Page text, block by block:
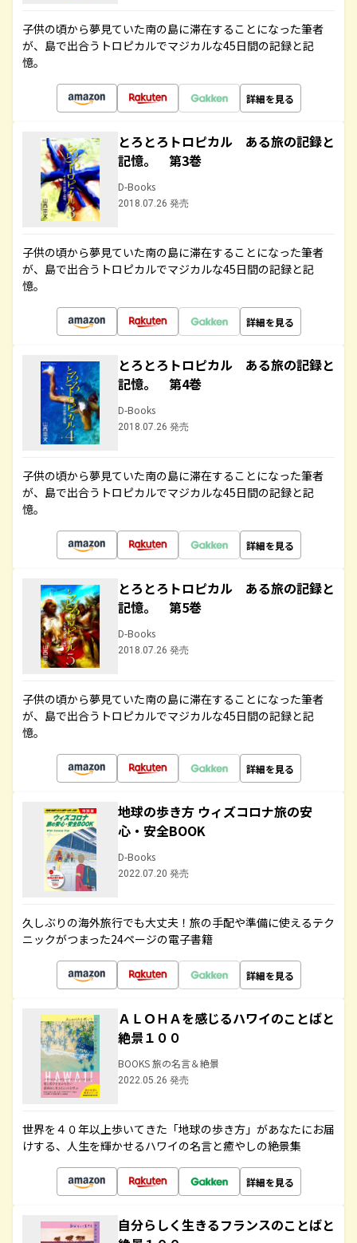
子供の頃から夢見ていた南の島に滞在することになった筆者
が、島で出合うトロピカルでマジカルな45日間の記録と記
憶。
詳細を見る
とろとろトロピカル ある旅の記録と
記憶。 第3巻
D-Books
2018.07.26 発売
子供の頃から夢見ていた南の島に滞在することになった筆者
が、島で出合うトロピカルでマジカルな45日間の記録と記
憶。
詳細を見る
とろとろトロピカル ある旅の記録と
記憶。 第4巻
D-Books
2018.07.26 発売
子供の頃から夢見ていた南の島に滞在することになった筆者
が、島で出合うトロピカルでマジカルな45日間の記録と記
憶。
詳細を見る
とろとろトロピカル ある旅の記録と
記憶。 第5巻
D-Books
2018.07.26 発売
子供の頃から夢見ていた南の島に滞在することになった筆者
が、島で出合うトロピカルでマジカルな45日間の記録と記
憶。
詳細を見る
地球の歩き方 ウィズコロナ旅の安
心・安全BOOK
D-Books
2022.07.20 発売
久しぶりの海外旅行でも大丈夫！旅の手配や準備に使えるテク
ニックがつまった24ページの電子書籍
詳細を見る
ＡＬＯＨＡを感じるハワイのことばと
絶景１００
BOOKS 旅の名言＆絶景
2022.05.26 発売
世界を４０年以上歩いてきた「地球の歩き方」があなたにお届
けする、人生を輝かせるハワイの名言と癒やしの絶景集
詳細を見る
自分らしく生きるフランスのことばと